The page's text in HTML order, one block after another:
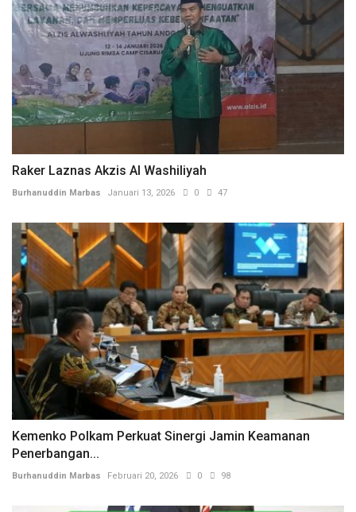
Raker Laznas Akzis Al Washiliyah
Burhanuddin Marbas Januari 13, 2026 0 47
Kemenko Polkam Perkuat Sinergi Jamin Keamanan
Penerbangan...
Burhanuddin Marbas Februari 20, 2026 0 98